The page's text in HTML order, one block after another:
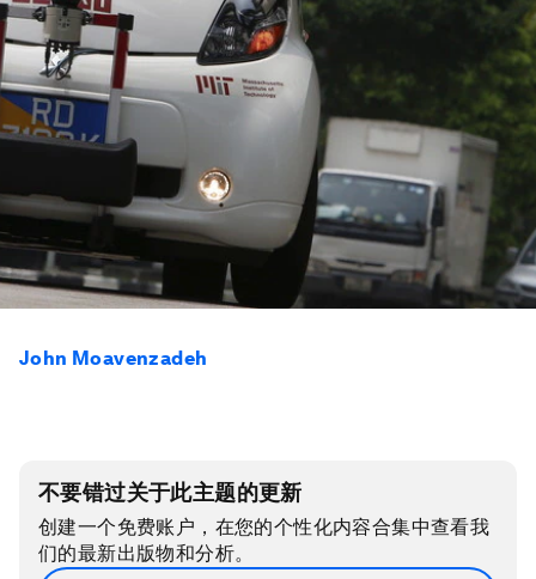
John Moavenzadeh
不要错过关于此主题的更新
创建一个免费账户，在您的个性化内容合集中查看我
们的最新出版物和分析。